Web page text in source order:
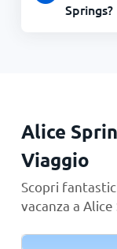
Springs?
Alice
Viaggio
Scopri
vacanza a Alice